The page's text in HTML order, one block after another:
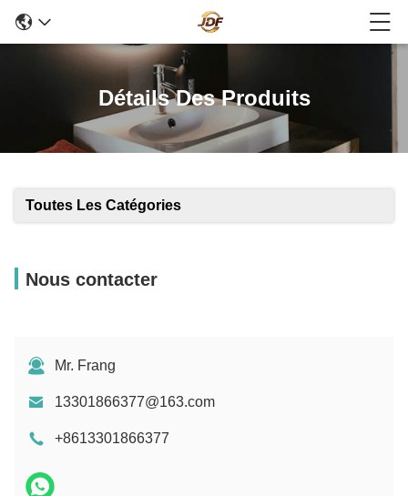
Détails Des Produits
Toutes Les Catégories
Nous contacter
Mr. Frang
13301866377@163.com
+8613301866377